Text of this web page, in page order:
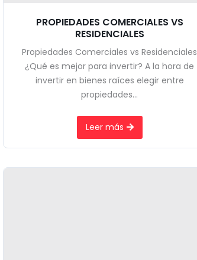
PROPIEDADES COMERCIALES VS
RESIDENCIALES
Propiedades Comerciales vs Residenciales
¿Qué es mejor para invertir? A la hora de
invertir en bienes raíces elegir entre
propiedades...
Leer más